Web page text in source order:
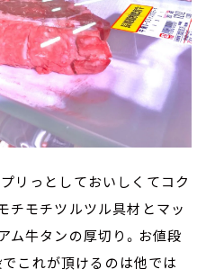
リっとしておいしくてコク
チモチツルツル具材とマッ
ム牛タンの厚切り。お値段
これが頂けるのは他では